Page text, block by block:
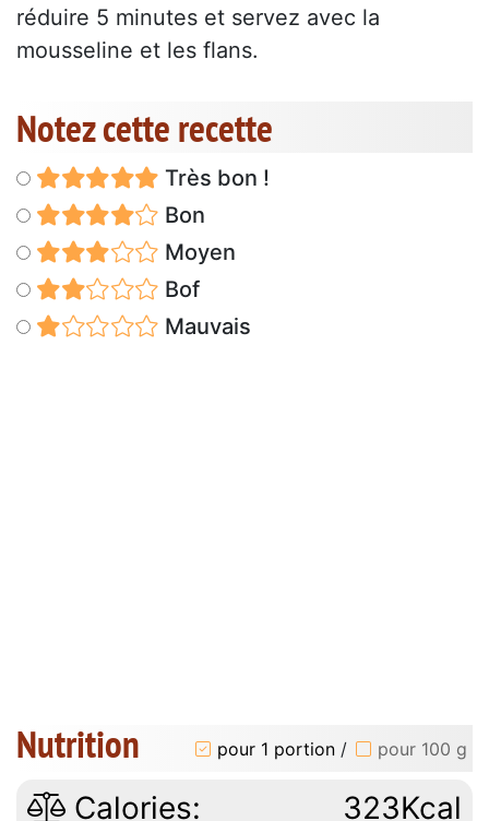
réduire 5 minutes et servez avec la
mousseline et les flans.
Notez cette recette
Très bon !
Bon
Moyen
Bof
Mauvais
Nutrition pour 1 portion / pour 100 g
Calories: 323Kcal